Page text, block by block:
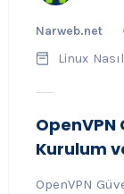
Narweb.net
Linux
OpenVPN
Kurulum
OpenVPN